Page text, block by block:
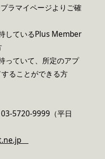
ラマイページよりご確
しているPlus Member
っていて、所定のアプ
ることができる方
5720-9999（平日